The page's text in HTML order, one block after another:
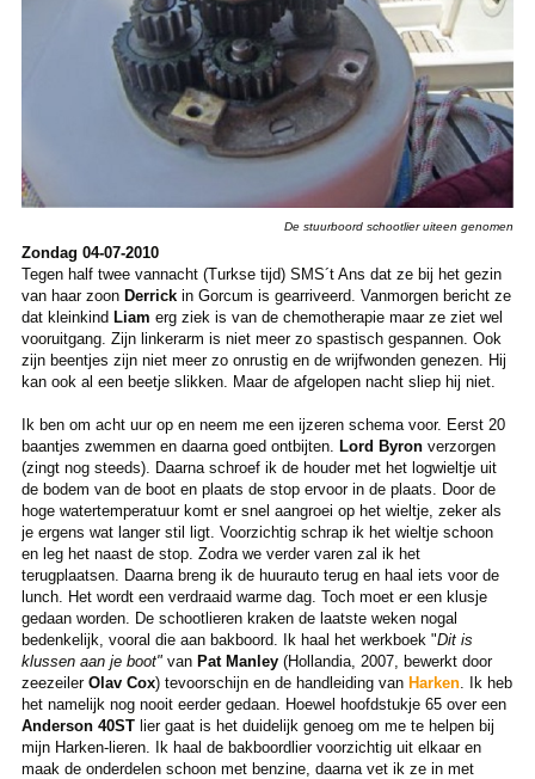
De stuurboord schootlier uiteen genomen
Zondag 04-07-2010
Tegen half twee vannacht (Turkse tijd) SMS´t Ans dat ze bij het gezin
van haar zoon Derrickin Gorcum is gearriveerd. Vanmorgen bericht ze
dat kleinkind Liam erg ziek is van de chemotherapie maar ze ziet wel
vooruitgang. Zijn linkerarm is niet meer zo spastisch gespannen. Ook
zijn beentjes zijn niet meer zo onrustig en de wrijfwonden genezen. Hij
kan ook al een beetje slikken. Maar de afgelopen nacht sliep hij niet.
Ik ben om acht uur op en neem me een ijzeren schema voor. Eerst 20
baantjes zwemmen en daarna goed ontbijten. Lord Byronverzorgen
(zingt nog steeds). Daarna schroef ik de houder met het logwieltje uit
de bodem van de boot en plaats de stop ervoor in de plaats. Door de
hoge watertemperatuur komt er snel aangroei op het wieltje, zeker als
je ergens wat langer stil ligt. Voorzichtig schrap ik het wieltje schoon
en leg het naast de stop. Zodra we verder varen zal ik het
terugplaatsen. Daarna breng ik de huurauto terug en haal iets voor de
lunch. Het wordt een verdraaid warme dag. Toch moet er een klusje
gedaan worden. De schootlieren kraken de laatste weken nogal
bedenkelijk, vooral die aan bakboord. Ik haal het werkboek "Dit is
klussen aan je boot"van Pat Manley (Hollandia, 2007, bewerkt door
zeezeiler Olav Cox) tevoorschijn en de handleiding van Harken. Ik heb
het namelijk nog nooit eerder gedaan. Hoewel hoofdstukje 65 over een
Anderson 40ST lier gaat is het duidelijk genoeg om me te helpen bij
mijn Harken-lieren. Ik haal de bakboordlier voorzichtig uit elkaar en
maak de onderdelen schoon met benzine, daarna vet ik ze in met